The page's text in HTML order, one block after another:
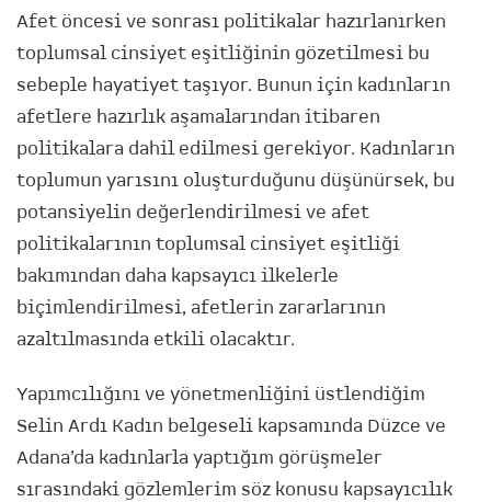
Afet öncesi ve sonrası politikalar hazırlanırken
toplumsal cinsiyet eşitliğinin gözetilmesi bu
sebeple hayatiyet taşıyor. Bunun için kadınların
afetlere hazırlık aşamalarından itibaren
politikalara dahil edilmesi gerekiyor. Kadınların
toplumun yarısını oluşturduğunu düşünürsek, bu
potansiyelin değerlendirilmesi ve afet
politikalarının toplumsal cinsiyet eşitliği
bakımından daha kapsayıcı ilkelerle
biçimlendirilmesi, afetlerin zararlarının
azaltılmasında etkili olacaktır.
Yapımcılığını ve yönetmenliğini üstlendiğim
Selin Ardı Kadın belgeseli kapsamında Düzce ve
Adana’da kadınlarla yaptığım görüşmeler
sırasındaki gözlemlerim söz konusu kapsayıcılık